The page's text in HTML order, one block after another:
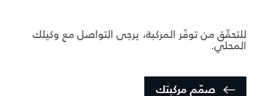
للتحقّق من توفّر المركبة، يرجى التواصل مع وكيلك
المحلي.
صمّم مركبتك